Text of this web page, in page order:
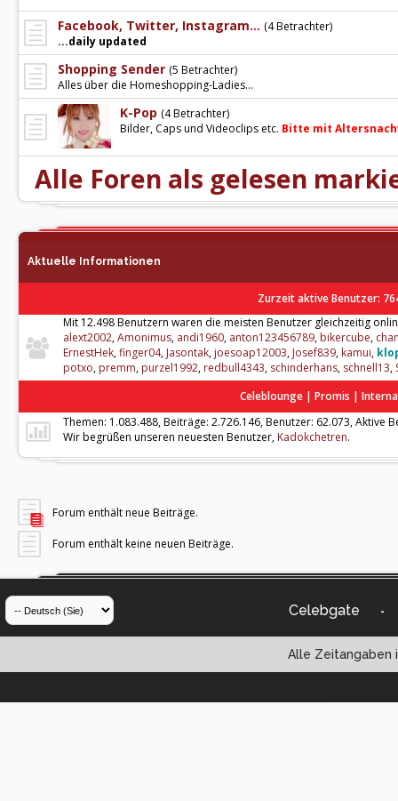
Facebook, Twitter, Instagram... (4 Betrachter)
...daily updated
Shopping Sender (5 Betrachter)
Alles über die Homeshopping-Ladies...
K-Pop (4 Betrachter)
Bilder, Caps und Videoclips etc. Bitte mit
Alle Foren als gelesen
Aktuelle Informationen
Zurzeit aktive Benutzer:
Mit 12.498 Benutzern waren die meisten Benutzer gleichzeitig
alext2002,Amonimus, andi1960, anton123456789, bikercube,
ErnestHek,finger04, Jasontak, joesoap12003, Josef839, kamui,
potxo, premm, purzel1992, redbull4343, schinderhans, schnell13,
Celeblounge | Promis |
Themen: 1.083.488, Beiträge: 2.726.146, Benutzer: 62.073,Aktive
Wir begrüßen unseren neuesten Benutzer, Kadokchetren.
Forum enthält neue Beiträge.
Forum enthält keine neuen Beiträge.
Celebgate -
Alle Zeitangaben